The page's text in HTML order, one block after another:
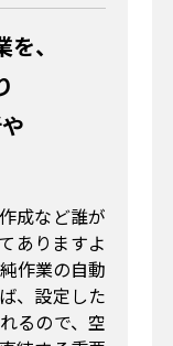
、
成など誰が
ありますよ
作業の自動
、設定した
るので、空